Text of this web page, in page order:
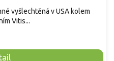
vyšlechtěná v USA kolem
Vitis...